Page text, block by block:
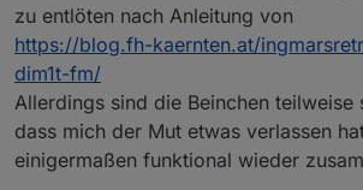
zu entlöten nach Anleitung von
https://blog.fh-kaernten.at/
dim1t-fm/
Allerdings sind die Beinchen teilweise
dass mich der Mut etwas verlassen
einigermaßen funktional wieder